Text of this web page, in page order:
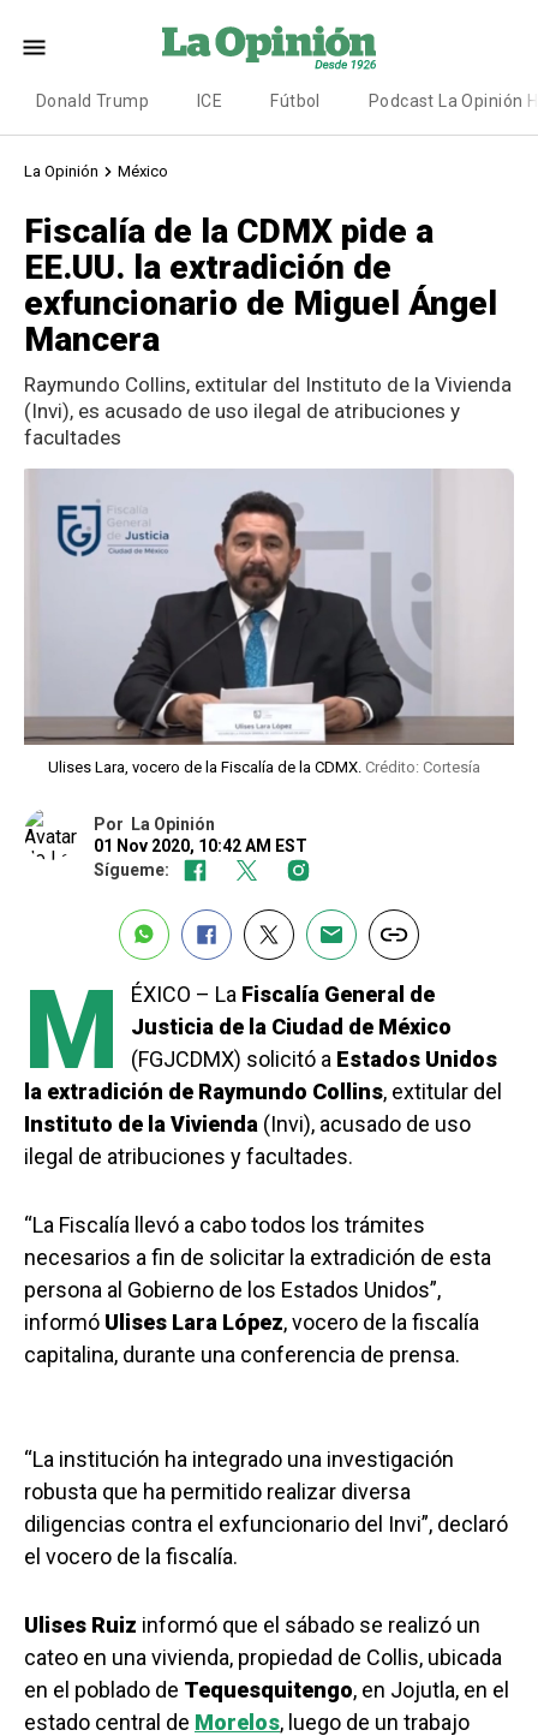
Donald Trump ICE Fútbol Podcast La Opinión
La Opinión México
Fiscalía de la CDMX pide a
EE.UU. la extradición de
exfuncionario de Miguel Ángel
Mancera
Raymundo Collins, extitular del Instituto de la Vivienda
(Invi), es acusado de uso ilegal de atribuciones y
facultades
Ulises Lara, vocero de la Fiscalía de la CDMX. Crédito: Cortesía
Por
La Opinión
01 Nov 2020, 10:42 AM EST
Sígueme:
M ÉXICO – La Fiscalía General de
Justicia de la Ciudad de México
(FGJCDMX) solicitó a Estados Unidos
la extradición de Raymundo Collins, extitular del
Instituto de la Vivienda (Invi), acusado de uso
ilegal de atribuciones y facultades.
“La Fiscalía llevó a cabo todos los trámites
necesarios a fin de solicitar la extradición de esta
persona al Gobierno de los Estados Unidos”,
informó Ulises Lara López, vocero de la fiscalía
capitalina, durante una conferencia de prensa.
“La institución ha integrado una investigación
robusta que ha permitido realizar diversa
diligencias contra el exfuncionario del Invi”, declaró
el vocero de la fiscalía.
Ulises Ruiz informó que el sábado se realizó un
cateo en una vivienda, propiedad de Collis, ubicada
en el poblado de Tequesquitengo, en Jojutla, en el
estado central de Morelos, luego de un trabajo